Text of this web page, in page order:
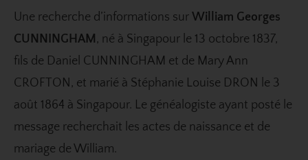
Une recherche d’informations sur William Georges
CUNNINGHAM , né à Singapour le 13 octobre 1837,
fils de Daniel CUNNINGHAM et de Mary Ann
CROFTON, et marié à Stéphanie Louise DRON le 3
août 1864 à Singapour. Le généalogiste ayant posté le
message recherchait les actes de naissance et de
mariage de William.